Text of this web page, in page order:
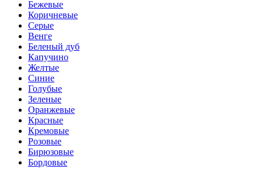
Бежевые
Коричневые
Серые
Венге
Беленый дуб
Капучино
Желтые
Синие
Голубые
Зеленые
Оранжевые
Красные
Кремовые
Розовые
Бирюзовые
Бордовые